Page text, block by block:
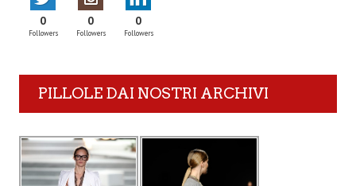
0
Followers
0
Followers
0
Followers
PILLOLE DAI NOSTRI ARCHIVI